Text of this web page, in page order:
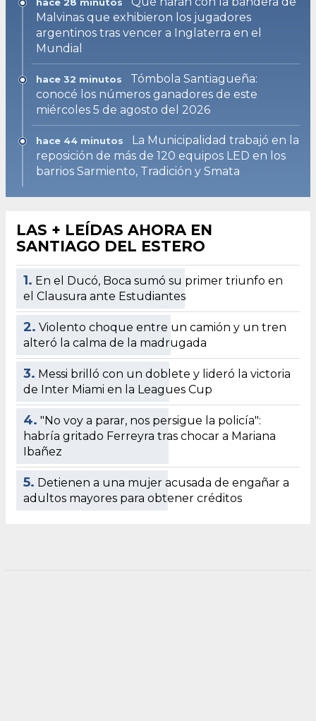
Malvinas que exhibieron los jugadores
argentinos tras vencer a Inglaterra en el
Mundial
hace 32 minutos
Tómbola Santiagueña:
conocé los números ganadores de este
miércoles 5 de agosto del 2026
hace 44 minutos
La Municipalidad trabajó en la
reposición de más de 120 equipos LED en los
barrios Sarmiento, Tradición y Smata
LAS + LEÍDAS AHORA EN
SANTIAGO DEL ESTERO
1. En el Ducó, Boca sumó su primer triunfo en
el Clausura ante Estudiantes
2. Violento choque entre un camión y un tren
alteró la calma de la madrugada
3. Messi brilló con un doblete y lideró la victoria
de Inter Miami en la Leagues Cup
4. "No voy a parar, nos persigue la policía":
habría gritado Ferreyra tras chocar a Mariana
Ibañez
5. Detienen a una mujer acusada de engañar a
adultos mayores para obtener créditos